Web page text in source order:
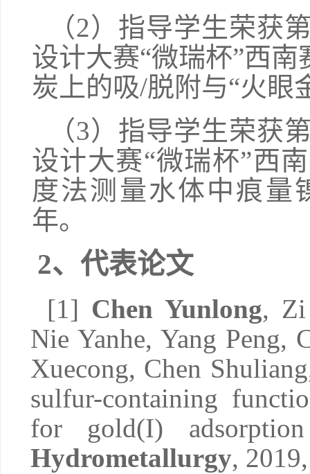
（2）指导学生荣获
设计大赛“微瑞杯”西
炭上的吸/脱附与“火眼
（3）指导学生荣获
设计大赛“微瑞杯”西
度法测量水体中痕量
年。
2、代表论文
[1] Chen Yunlong, Zi
Nie Yanhe, Yang Peng,
Xuecong, Chen
sulfur-containing
for gold(I)
Hydrometallurgy,